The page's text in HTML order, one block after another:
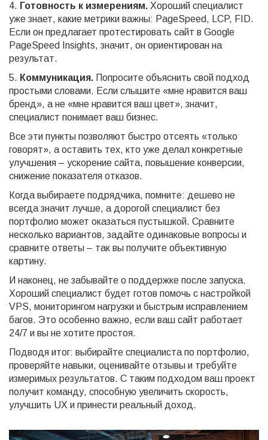
4. Готовность к измерениям. Хороший специалист
уже знает, какие метрики важны: PageSpeed, LCP, FID.
Если он предлагает протестировать сайт в Google
PageSpeed Insights, значит, он ориентирован на
результат.
5. Коммуникация. Попросите объяснить свой подход
простыми словами. Если слышите «мне нравится ваш
бренд», а не «мне нравится ваш цвет», значит,
специалист понимает ваш бизнес.
Все эти пункты позволяют быстро отсеять «только
говорят», а оставить тех, кто уже делал конкретные
улучшения – ускорение сайта, повышение конверсии,
снижение показателя отказов.
Когда выбираете подрядчика, помните: дешево не
всегда значит лучше, а дорогой специалист без
портфолио может оказаться пустышкой. Сравните
несколько вариантов, задайте одинаковые вопросы и
сравните ответы – так вы получите объективную
картину.
И наконец, не забывайте о поддержке после запуска.
Хороший специалист будет готов помочь с настройкой
VPS, мониторингом нагрузки и быстрым исправлением
багов. Это особенно важно, если ваш сайт работает
24/7 и вы не хотите простоя.
Подводя итог: выбирайте специалиста по портфолио,
проверяйте навыки, оценивайте отзывы и требуйте
измеримых результатов. С таким подходом ваш проект
получит команду, способную увеличить скорость,
улучшить UX и принести реальный доход.